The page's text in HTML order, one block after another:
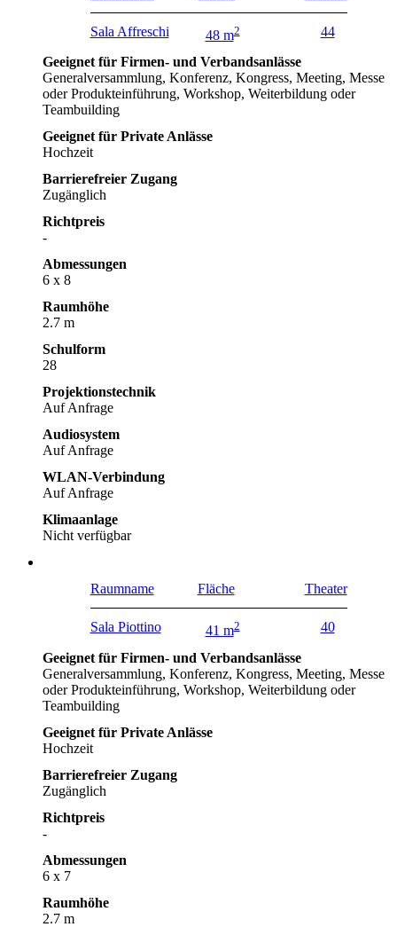
Sala Affreschi 48 m2 44
Geeignet für Firmen- und Verbandsanlässe
Generalversammlung, Konferenz, Kongress, Meeting, Messe
oder Produkteinführung, Workshop, Weiterbildung oder
Teambuilding
Geeignet für Private Anlässe
Hochzeit
Barrierefreier Zugang
Zugänglich
Richtpreis
-
Abmessungen
6 x 8
Raumhöhe
2.7 m
Schulform
28
Projektionstechnik
Auf Anfrage
Audiosystem
Auf Anfrage
WLAN-Verbindung
Auf Anfrage
Klimaanlage
Nicht verfügbar
Raumname Fläche Theater
Sala Piottino 41 m2 40
Geeignet für Firmen- und Verbandsanlässe
Generalversammlung, Konferenz, Kongress, Meeting, Messe
oder Produkteinführung, Workshop, Weiterbildung oder
Teambuilding
Geeignet für Private Anlässe
Hochzeit
Barrierefreier Zugang
Zugänglich
Richtpreis
-
Abmessungen
6 x 7
Raumhöhe
2.7 m